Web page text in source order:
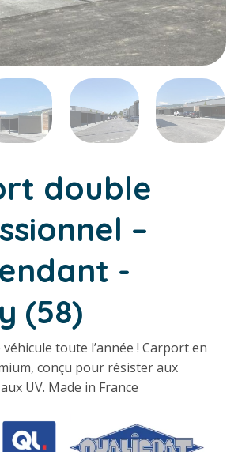
double
–
-
(58)
toute l’année ! Carport en
conçu pour résister aux
UV. Made in France